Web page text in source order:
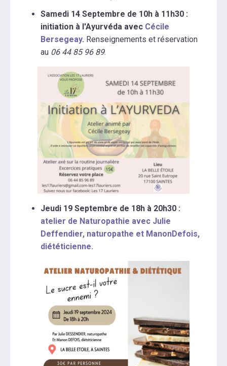
Samedi 14 Septembre de 10h à 11h30 :
initiation à l'Ayurvéda avec Cécile
Bersegeay. Renseignements et réservation
au 06 44 85 96 89.
Jeudi 19 Septembre de 18h à 20h30 :
atelier de Naturopathie avec Julie
Deffendier, naturopathe et ManonDefois,
diététicienne.